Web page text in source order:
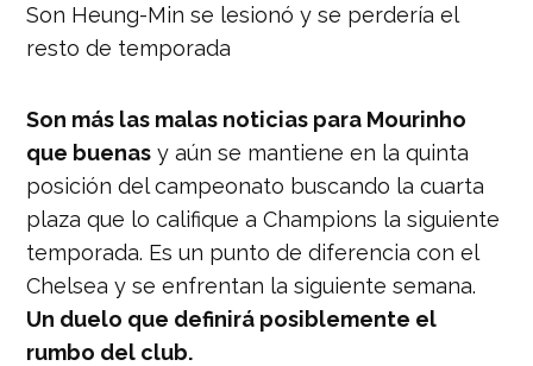
Son Heung-Min se lesionó y se perdería el
resto de temporada
Son más las malas noticias para Mourinho
que buenas y aún se mantiene en la quinta
posición del campeonato buscando la cuarta
plaza que lo califique a Champions la siguiente
temporada. Es un punto de diferencia con el
Chelsea y se enfrentan la siguiente semana.
Un duelo que definirá posiblemente el
rumbo del club.